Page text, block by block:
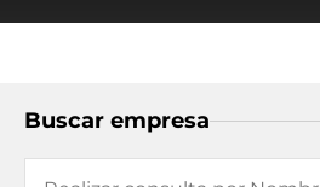
Buscar empresa